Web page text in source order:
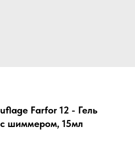
Farfor 12 - Гель
шиммером, 15мл